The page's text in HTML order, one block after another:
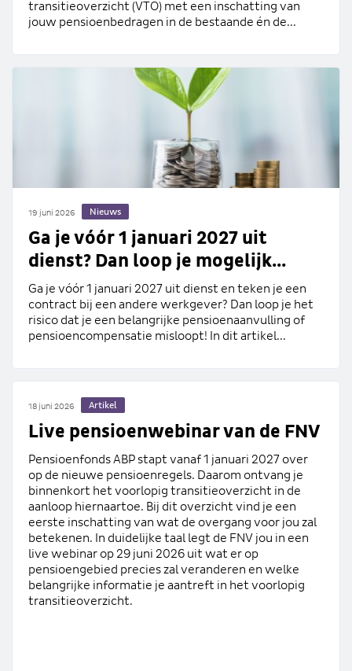
transitieoverzicht (VTO) met een inschatting van
jouw pensioenbedragen in de bestaande én de...
19 juni 2026 Nieuws
Ga je vóór 1 januari 2027 uit
dienst? Dan loop je mogelijk...
Ga je vóór 1 januari 2027 uit dienst en teken je een
contract bij een andere werkgever? Dan loop je het
risico dat je een belangrijke pensioenaanvulling of
pensioencompensatie misloopt! In dit artikel...
18 juni 2026 Artikel
Live pensioenwebinar van de FNV
Pensioenfonds ABP stapt vanaf 1 januari 2027 over
op de nieuwe pensioenregels. Daarom ontvang je
binnenkort het voorlopig transitieoverzicht in de
aanloop hiernaartoe. Bij dit overzicht vind je een
eerste inschatting van wat de overgang voor jou zal
betekenen. In duidelijke taal legt de FNV jou in een
live webinar op 29 juni 2026 uit wat er op
pensioengebied precies zal veranderen en welke
belangrijke informatie je aantreft in het voorlopig
transitieoverzicht.